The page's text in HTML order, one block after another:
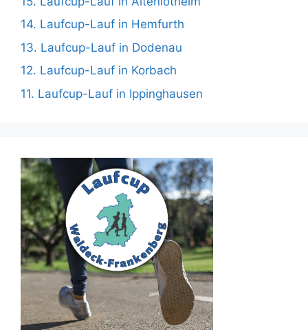
14. Laufcup-Lauf in Hemfurth
13. Laufcup-Lauf in Dodenau
12. Laufcup-Lauf in Korbach
11. Laufcup-Lauf in Ippinghausen